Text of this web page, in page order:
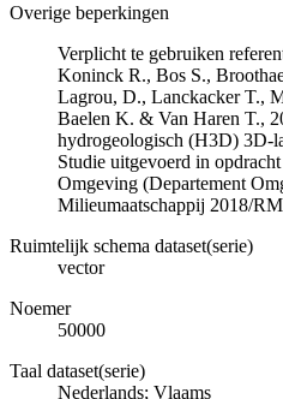
Overige beperkingen
Verplicht te gebruiken
Koninck R., Bos S.,
Lagrou, D., Lanckacker T.,
Baelen K. & Van Haren T.,
hydrogeologisch (H3D) 3D-
Studie uitgevoerd in
Omgeving (Departement
Milieumaatschappij 2018/
Ruimtelijk schema dataset(serie)
vector
Noemer
50000
Taal dataset(serie)
Nederlands; Vlaams